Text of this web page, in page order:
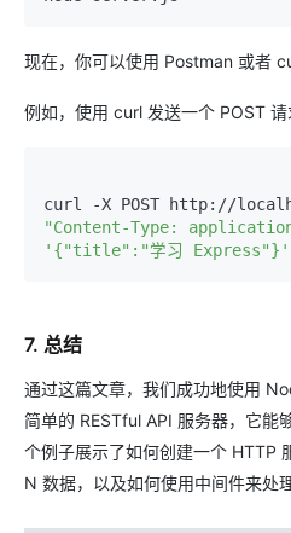
现在，你可以使用 Postman 或者
例如，使用 curl 发送一个 POST 请
"Content-Type:
'{"title":"学习 Express"}'
7. 总结
通过这篇文章，我们成功地使用
简单的 RESTful API 服务器，它能
个例子展示了如何创建一个 HTTP
N 数据，以及如何使用中间件来处